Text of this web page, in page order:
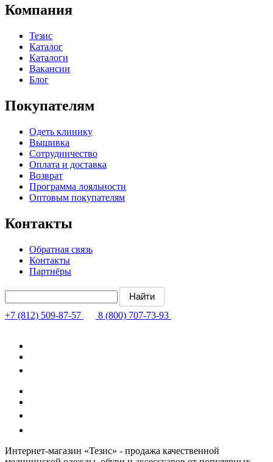
Компания
Тезис
Каталог
Каталоги
Вакансии
Блог
Покупателям
Одеть клинику
Вышивка
Сотрудничество
Оплата и доставка
Возврат
Программа лояльности
Оптовым покупателям
Контакты
Обратная связь
Контакты
Партнёры
+7 (812) 509-87-57 8 (800) 707-73-93
Интернет-магазин «Тезис» - продажа качественной